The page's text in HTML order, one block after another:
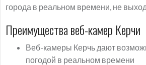
города в реальном времени, не
Преимущества веб-камер Керчи
Веб-камеры Керчь дают
погодой в реальном времени